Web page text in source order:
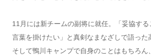
11月には新チームの副将に就任。「妥協す
言葉を掛けたい」と真剣なまなざしで語った
そして鴨川キャンプで自身のことはもちろん